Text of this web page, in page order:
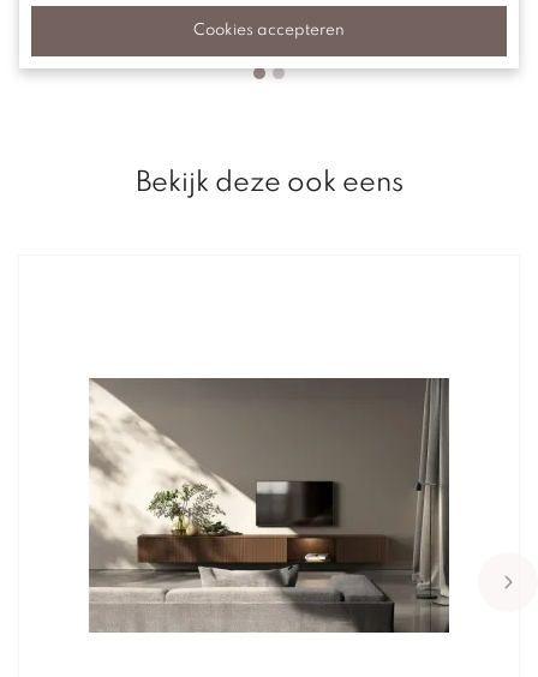
Bekijk deze ook eens
Cookies accepteren